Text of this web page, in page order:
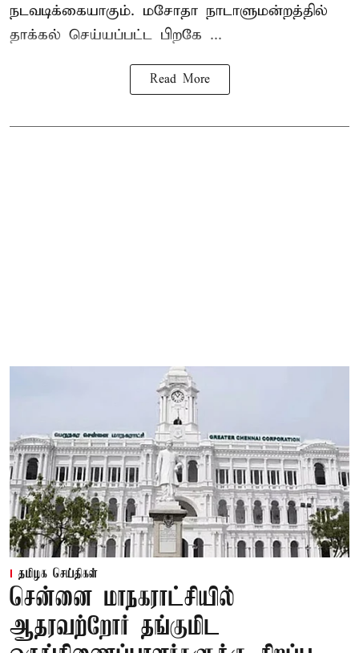
நடவடிக்கையாகும். மசோதா நாடாளுமன்றத்தில்
தாக்கல் செய்யப்பட்ட பிறகே ...
Read More
தமிழக செய்திகள்
சென்னை மாநகராட்சியில்
ஆதரவற்றோர் தங்குமிட